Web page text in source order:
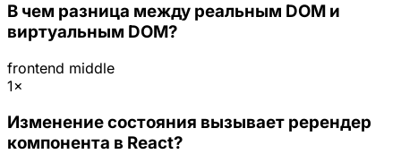
В чем разница между реальным DOM и
виртуальным DOM?
frontend middle
1×
Изменение состояния вызывает ререндер
компонента в React?